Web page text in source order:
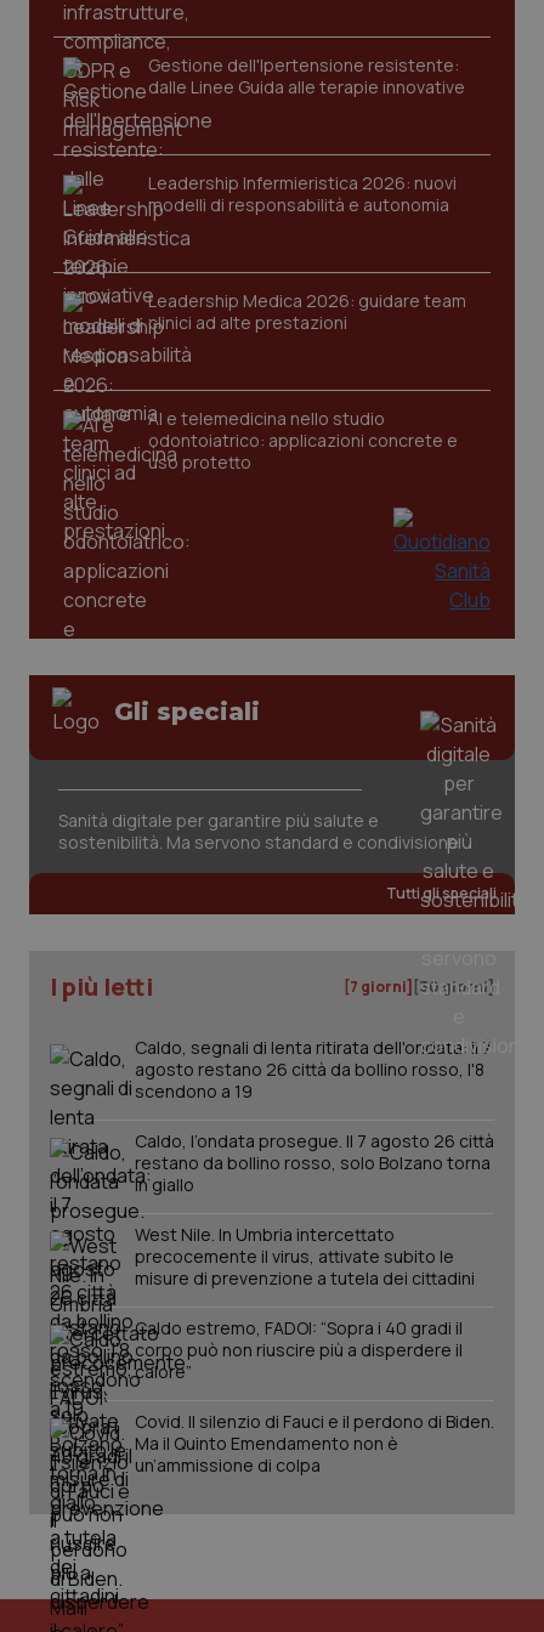
Gestione dell'Ipertensione resistente:
dalle Linee Guida alle terapie innovative
Leadership Infermieristica 2026: nuovi
modelli di responsabilità e autonomia
Leadership Medica 2026: guidare team
clinici ad alte prestazioni
AI e telemedicina nello studio
odontoiatrico: applicazioni concrete e
uso protetto
Gli speciali
Sanità digitale per garantire più salute e
sostenibilità. Ma servono standard e condivisione
Tutti gli speciali
I più letti [7 giorni] [30 giorni]
Caldo, segnali di lenta ritirata dell'ondata: il 7
agosto restano 26 città da bollino rosso, l'8
scendono a 19
Caldo, l’ondata prosegue. Il 7 agosto 26 città
restano da bollino rosso, solo Bolzano torna
in giallo
West Nile. In Umbria intercettato
precocemente il virus, attivate subito le
misure di prevenzione a tutela dei cittadini
Caldo estremo, FADOI: “Sopra i 40 gradi il
corpo può non riuscire più a disperdere il
calore”
Covid. Il silenzio di Fauci e il perdono di Biden.
Ma il Quinto Emendamento non è
un’ammissione di colpa
funzionare correttamente senza questi cookie.
Nome
VISITOR_PRIVACY_METADATA
YouTube
.youtube.com
CookieScriptConsent
www.quotidianosanita.it
tracking-sites-ironfish-
www.quotidianosanita.it
_ga
Google LLC
.quotidianosanita.it